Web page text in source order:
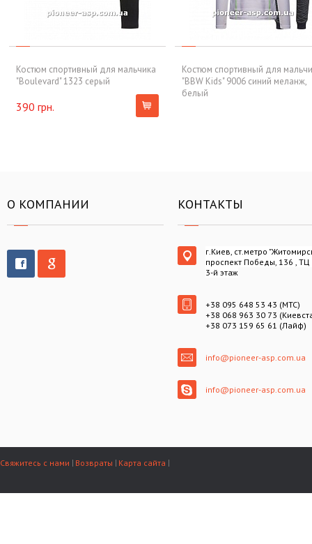
Костюм спортивный для мальчика
"Boulevard" 1323 серый
390 грн.
Костюм спортивный для
"BBW Kids" 9006 синий меланж,
белый
О КОМПАНИИ КОНТАКТЫ
г.Киев, ст.метро
проспект Победы, 136 , ТЦ
3-й этаж
+38 095 648 53 43 (МТС)
+38 068 963 30 73
+38 073 159 65 61 (Лайф)
info@pioneer-asp.com.ua
info@pioneer-asp.com.ua
Свяжитесь с нами Возвраты Карта сайта